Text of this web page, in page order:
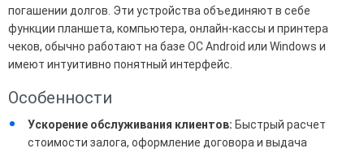
погашении долгов. Эти устройства объединяют в себе
функции планшета, компьютера, онлайн-кассы и принтера
чеков, обычно работают на базе ОС Android или Windows и
имеют интуитивно понятный интерфейс.
Особенности
Ускорение обслуживания клиентов: Быстрый расчет
стоимости залога, оформление договора и выдача